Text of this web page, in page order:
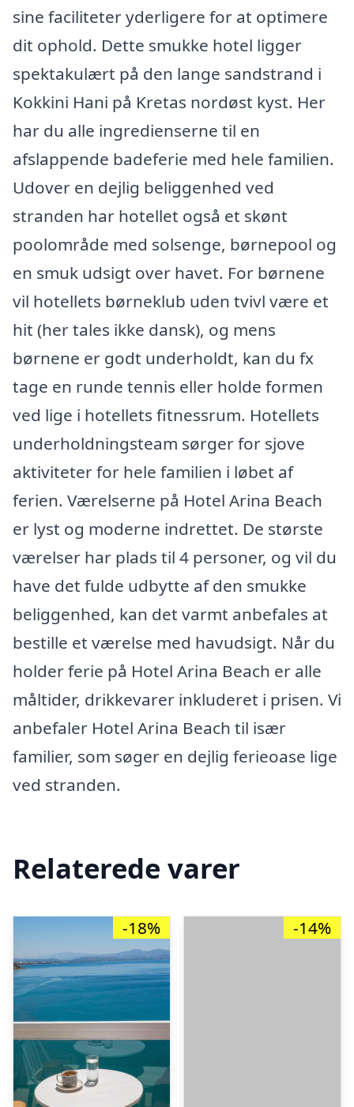
sine faciliteter yderligere for at optimere
dit ophold. Dette smukke hotel ligger
spektakulært på den lange sandstrand i
Kokkini Hani på Kretas nordøst kyst. Her
har du alle ingredienserne til en
afslappende badeferie med hele familien.
Udover en dejlig beliggenhed ved
stranden har hotellet også et skønt
poolområde med solsenge, børnepool og
en smuk udsigt over havet. For børnene
vil hotellets børneklub uden tvivl være et
hit (her tales ikke dansk), og mens
børnene er godt underholdt, kan du fx
tage en runde tennis eller holde formen
ved lige i hotellets fitnessrum. Hotellets
underholdningsteam sørger for sjove
aktiviteter for hele familien i løbet af
ferien. Værelserne på Hotel Arina Beach
er lyst og moderne indrettet. De største
værelser har plads til 4 personer, og vil du
have det fulde udbytte af den smukke
beliggenhed, kan det varmt anbefales at
bestille et værelse med havudsigt. Når du
holder ferie på Hotel Arina Beach er alle
måltider, drikkevarer inkluderet i prisen. Vi
anbefaler Hotel Arina Beach til især
familier, som søger en dejlig ferieoase lige
ved stranden.
Relaterede varer
-18% -14%